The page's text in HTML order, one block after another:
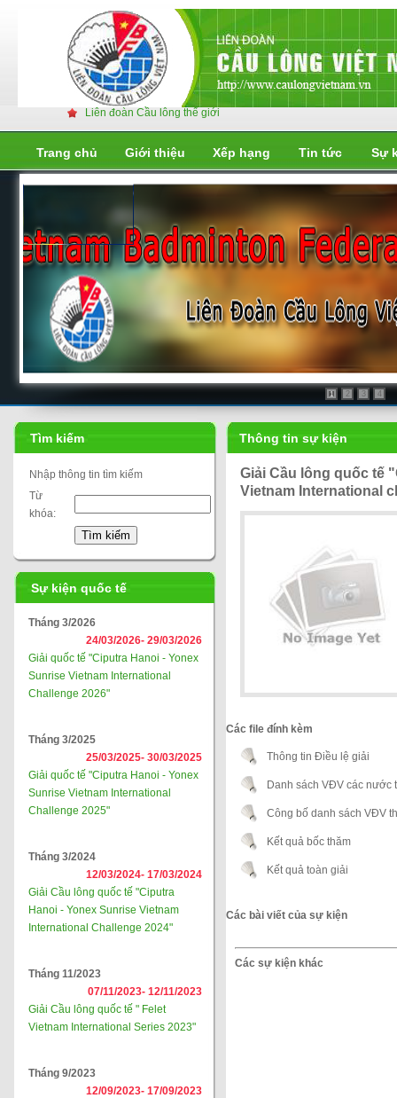
Liên đoàn Cầu lông thế giới
Trang chủ Giới thiệu Xếp hạng Tin tức Sự
Liên đoàn cầu lông thế giới
Liên đoàn cầu lông thế giới
1 2 3 4
Tìm kiếm
Nhập thông tin tìm kiếm
Từ
khóa:
Sự kiện quốc tế
Tháng 3/2026
24/03/2026- 29/03/2026
Giải quốc tế "Ciputra Hanoi - Yonex
Sunrise Vietnam International
Challenge 2026"
Tháng 3/2025
25/03/2025- 30/03/2025
Giải quốc tế "Ciputra Hanoi - Yonex
Sunrise Vietnam International
Challenge 2025"
Tháng 3/2024
12/03/2024- 17/03/2024
Giải Cầu lông quốc tế "Ciputra
Hanoi - Yonex Sunrise Vietnam
International Challenge 2024"
Tháng 11/2023
07/11/2023- 12/11/2023
Giải Cầu lông quốc tế " Felet
Vietnam International Series 2023"
Tháng 9/2023
12/09/2023- 17/09/2023
Thông tin sự kiện
Giải Cầu lông quốc tế
Vietnam International
Các file đính kèm
Thông tin Điều lệ giải
Danh sách VĐV các nước
Công bố danh sách VĐV
Kết quả bốc thăm
Kết quả toàn giải
Các bài viết của sự kiện
Các sự kiện khác